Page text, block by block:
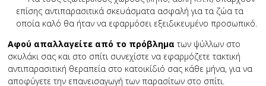
επίσης αντιπαρασιτικά σκευάσματα ασφαλή για τα ζώα τα
οποία καλό θα ήταν να εφαρμόσει εξειδικευμένο προσωπικό.
Αφού απαλλαγείτε από το πρόβλημα των ψύλλων στο
σκυλάκι σας και στο σπίτι συνεχίστε να εφαρμόζετε τακτική
αντιπαρασιτική θεραπεία στο κατοικίδιό σας κάθε μήνα, για να
αποφύγετε την επανεισαγωγή των παρασίτων στο σπίτι.